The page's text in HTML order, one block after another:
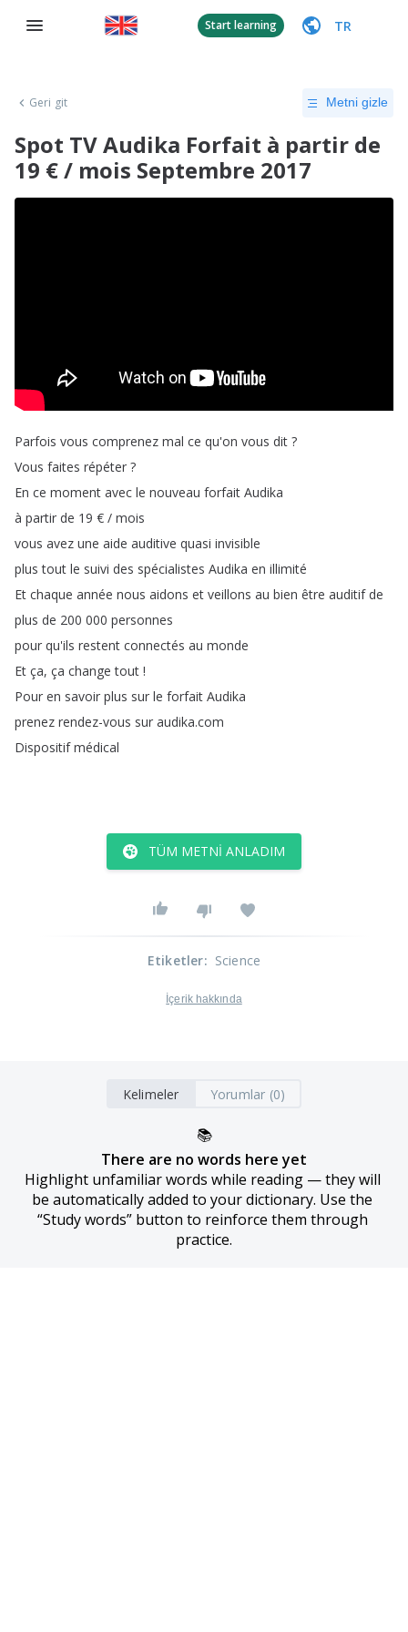
Start learning TR
Geri git Metni gizle
Spot TV Audika Forfait à partir de
19 € / mois Septembre 2017
Parfois vous comprenez mal ce qu'on vous dit ?
Vous faites répéter ?
En ce moment avec le nouveau forfait Audika
à partir de 19 € / mois
vous avez une aide auditive quasi invisible
plus tout le suivi des spécialistes Audika en illimité
Et chaque année nous aidons et veillons au bien être auditif de
plus de 200 000 personnes
pour qu'ils restent connectés au monde
Et ça, ça change tout !
Pour en savoir plus sur le forfait Audika
prenez rendez-vous sur audika.com
Dispositif médical
TÜM METNI ANLADIM
Etiketler: Science
İçerik hakkında
Kelimeler Yorumlar (0)
📚
There are no words here yet
Highlight unfamiliar words while reading — they will
be automatically added to your dictionary. Use the
“Study words” button to reinforce them through
practice.